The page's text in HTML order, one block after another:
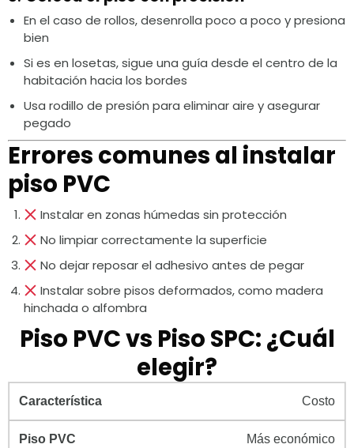
En el caso de rollos, desenrolla poco a poco y presiona
bien
Si es en losetas, sigue una guía desde el centro de la
habitación hacia los bordes
Usa rodillo de presión para eliminar aire y asegurar
pegado
Errores comunes al instalar
piso PVC
Instalar en zonas húmedas sin protección
No limpiar correctamente la superficie
No dejar reposar el adhesivo antes de pegar
Instalar sobre pisos deformados, como madera
hinchada o alfombra
Piso PVC vs Piso SPC: ¿Cuál
elegir?
Costo
Más económico